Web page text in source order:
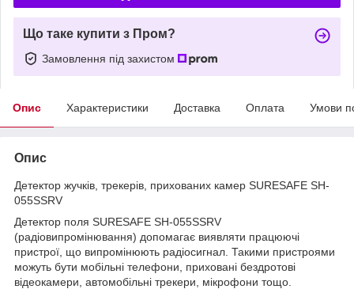
Що таке купити з Пром?
Замовлення під захистом
Опис Характеристики Доставка Оплата Умови
Опис
Детектор жучків, трекерів, прихованих камер SURESAFE SH-
055SSRV
Детектор поля SURESAFE SH-055SSRV
(радіовипромінювання) допомагає виявляти працюючі
пристрої, що випромінюють радіосигнал. Такими пристроями
можуть бути мобільні телефони, приховані бездротові
відеокамери, автомобільні трекери, мікрофони тощо.